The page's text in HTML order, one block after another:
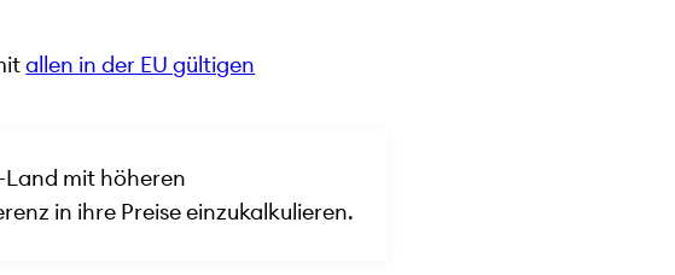
allen in der EU gültigen
Land mit höheren
in ihre Preise einzukalkulieren.